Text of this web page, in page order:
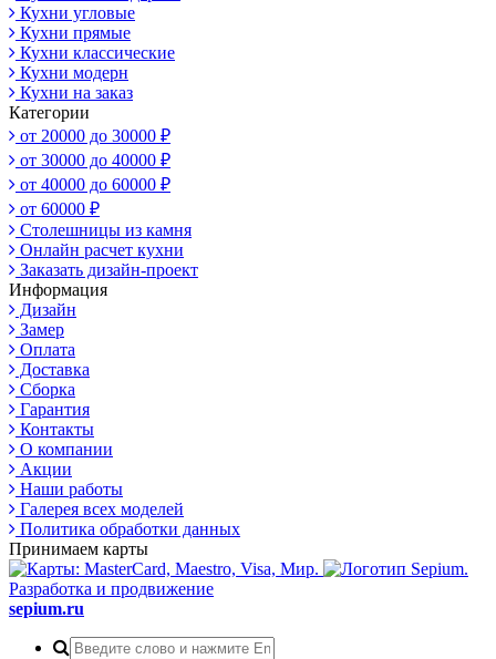
Кухни угловые
Кухни прямые
Кухни классические
Кухни модерн
Кухни на заказ
Категории
от 20000 до 30000 ₽
от 30000 до 40000 ₽
от 40000 до 60000 ₽
от 60000 ₽
Столешницы из камня
Онлайн расчет кухни
Заказать дизайн-проект
Информация
Дизайн
Замер
Оплата
Доставка
Сборка
Гарантия
Контакты
О компании
Акции
Наши работы
Галерея всех моделей
Политика обработки данных
Принимаем карты
Разработка и продвижение
sepium.ru